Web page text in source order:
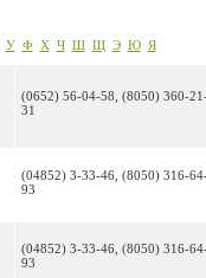
У Ф Х Ч Ш Щ Э Ю Я
(0652) 56-04-58, (8050) 360-
31
(04852) 3-33-46, (8050) 316-
93
(04852) 3-33-46, (8050) 316-
93